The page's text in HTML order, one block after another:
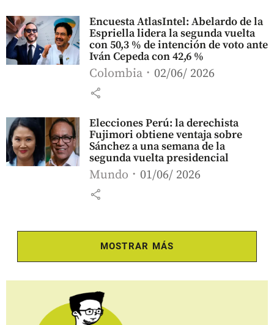
Encuesta AtlasIntel: Abelardo de la
Espriella lidera la segunda vuelta
con 50,3 % de intención de voto ante
Iván Cepeda con 42,6 %
Colombia 02/06/ 2026
share
Elecciones Perú: la derechista
Fujimori obtiene ventaja sobre
Sánchez a una semana de la
segunda vuelta presidencial
Mundo 01/06/ 2026
share
MOSTRAR MÁS